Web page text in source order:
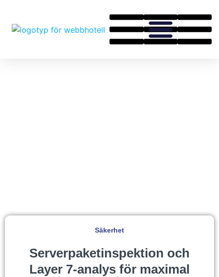
Säkerhet
Serverpaketinspektion och
Layer 7-analys för maximal